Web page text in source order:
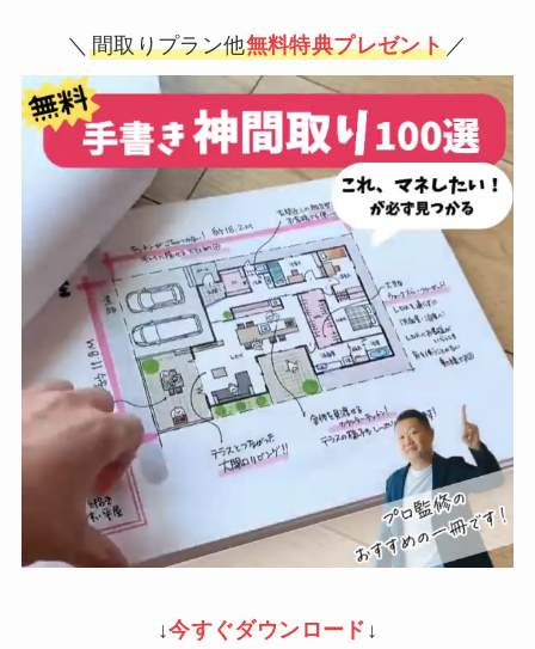
＼ 間取りプラン他無料特典プレゼント ／
↓今すぐダウンロード ↓